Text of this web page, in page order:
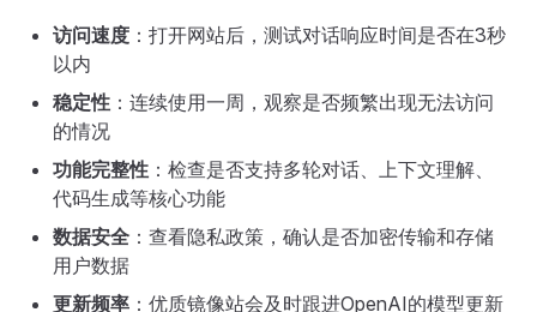
访问速度 ：打开网站后，测试对话响应时间是否在3秒
以内
稳定性 ：连续使用一周，观察是否频繁出现无法访问
的情况
功能完整性 ：检查是否支持多轮对话、上下文理解、
代码生成等核心功能
数据安全 ：查看隐私政策，确认是否加密传输和存储
用户数据
更新频率 ：优质镜像站会及时跟进OpenAI的模型更新